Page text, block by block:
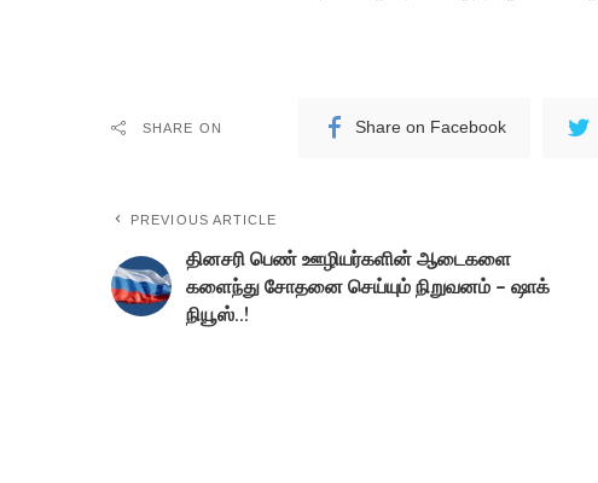
SHARE ON Share on Facebook
PREVIOUS ARTICLE
தினசரி பெண் ஊழியர்களின் ஆடைகளை
களைந்து சோதனை செய்யும் நிறுவனம் – ஷாக்
நியூஸ்..!